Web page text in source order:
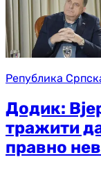
Република
Додик:
тражити
правно